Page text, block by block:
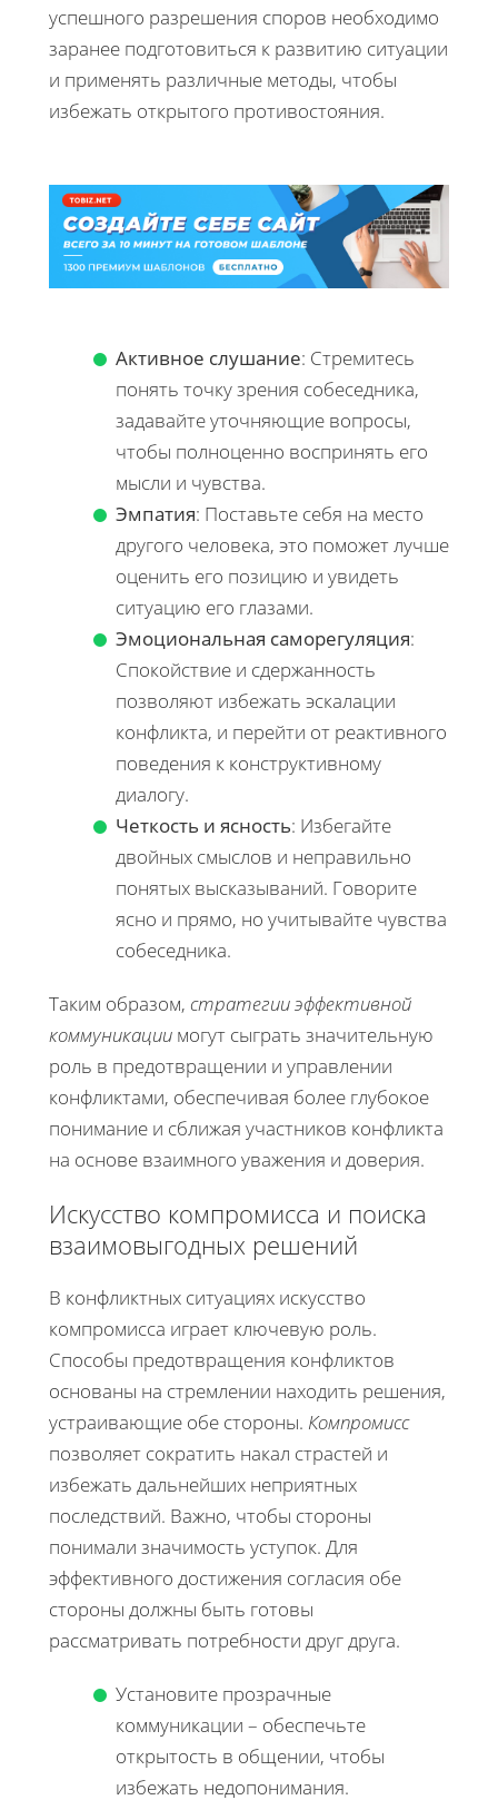
успешного разрешения споров необходимо
заранее подготовиться к развитию ситуации
и применять различные методы, чтобы
избежать открытого противостояния.
Активное слушание: Стремитесь
понять точку зрения собеседника,
задавайте уточняющие вопросы,
чтобы полноценно воспринять его
мысли и чувства.
Эмпатия: Поставьте себя на место
другого человека, это поможет лучше
оценить его позицию и увидеть
ситуацию его глазами.
Эмоциональная саморегуляция:
Спокойствие и сдержанность
позволяют избежать эскалации
конфликта, и перейти от реактивного
поведения к конструктивному
диалогу.
Четкость и ясность: Избегайте
двойных смыслов и неправильно
понятых высказываний. Говорите
ясно и прямо, но учитывайте чувства
собеседника.
Таким образом, стратегии эффективной
коммуникации могут сыграть значительную
роль в предотвращении и управлении
конфликтами, обеспечивая более глубокое
понимание и сближая участников конфликта
на основе взаимного уважения и доверия.
Искусство компромисса и поиска
взаимовыгодных решений
В конфликтных ситуациях искусство
компромисса играет ключевую роль.
Способы предотвращения конфликтов
основаны на стремлении находить решения,
устраивающие обе стороны. Компромисс
позволяет сократить накал страстей и
избежать дальнейших неприятных
последствий. Важно, чтобы стороны
понимали значимость уступок. Для
эффективного достижения согласия обе
стороны должны быть готовы
рассматривать потребности друг друга.
Установите прозрачные
коммуникации – обеспечьте
открытость в общении, чтобы
избежать недопонимания.